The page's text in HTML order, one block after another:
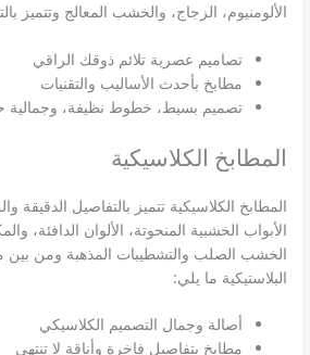
الألومنيوم، الزجاج، والخشب المعالج وتتميز
تصاميم عصرية تلائم ذوقك الراقي
مطابخ بأحدث الأساليب والتقنيات
تصميم بسيط، خطوط نظيفة، وجمالية
المطابخ الكلاسيكية
المطابخ الكلاسيكية تتميز بالتفاصيل الدقيقة
الأبواب الخشبية المنحوتة، الألوان الدافئة،
الخشب الصلب والتشطيبات المذهبة ومن بين
البلاستيكية ما يلي:
أصالة وجمال التصميم الكلاسيكي
مطابخ بتفاصيل فاخرة وأناقة لا تنتهي